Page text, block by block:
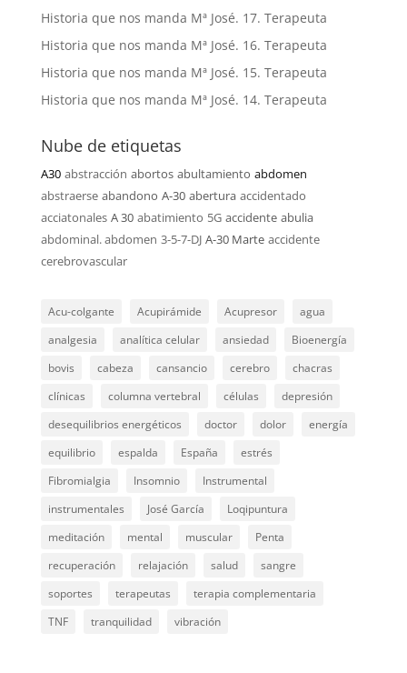
Historia que nos manda Mª José. 17. Terapeuta
Historia que nos manda Mª José. 16. Terapeuta
Historia que nos manda Mª José. 15. Terapeuta
Historia que nos manda Mª José. 14. Terapeuta
Nube de etiquetas
A30 abstracción abortos abultamiento abdomen
abstraerse abandono A-30 abertura accidentado
acciatonales A 30 abatimiento 5G accidente abulia
abdominal. abdomen 3-5-7-DJ A-30 Marte accidente
cerebrovascular
Acu-colgante Acupirámide Acupresor
agua
analgesia
analítica celular ansiedad
Bioenergía
bovis
cabeza cansancio cerebro
chacras
clínicas
columna vertebral células
depresión
desequilibrios energéticos
doctor dolor
energía
equilibrio
espalda España
estrés
Fibromialgia
Insomnio
Instrumental
instrumentales
José García
Loqipuntura
meditación
mental muscular
Penta
recuperación
relajación salud
sangre
soportes
terapeutas
terapia complementaria
TNF
tranquilidad vibración